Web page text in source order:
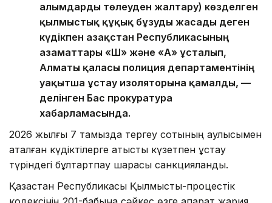
алымдарды төлеуден жалтару) көзделген
қылмыстық құқық бұзуды жасады деген
күдікпен Қазақстан Республикасының
азаматтары «Ш» және «А» ұсталып,
Алматы қаласы полиция департаментінің
уақытша ұстау изоляторына қамалды, —
делінген Бас прокуратура
хабарламасында.
2026 жылғы 7 тамызда тергеу сотының қаулысымен
аталған күдіктілерге қатысты күзетпен ұстау
түріндегі бұлтартпау шарасы санкцияланды.
Қазақстан Республикасы Қылмыстық-процестік